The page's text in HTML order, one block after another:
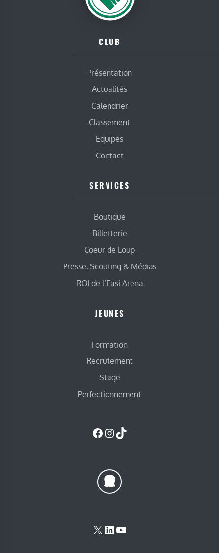
CLUB
Présentation
Actualités
Calendrier
Classement
Equipes
Contact
SERVICES
Boutique
Billetterie
Coeur de Loup
Presse, Scouting & Médias
ROI de l’Easi Arena
JEUNES
Formation
Recrutement
Stage
Perfectionnement
Facebook
Instagram
TikTok
X LinkedIn
YouTube